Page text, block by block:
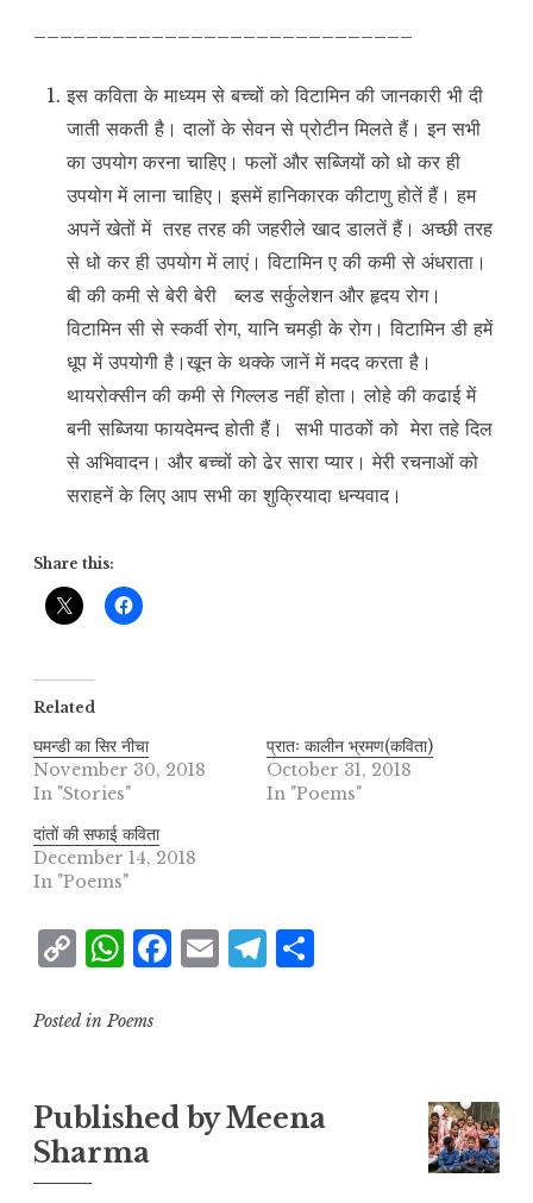
इस कविता के माध्यम से बच्चों को विटामिन की जानकारी भी दी
जाती सकती है। दालों के सेवन से प्रोटीन मिलते हैं। इन सभी
का उपयोग करना चाहिए। फलों और सब्जियों को धो कर ही
उपयोग में लाना चाहिए। इसमें हानिकारक कीटाणु होतें हैं। हम
अपनें खेतों में तरह तरह की जहरीले खाद डालतें हैं। अच्छी तरह
से धो कर ही उपयोग में लाएं। विटामिन ए की कमी से अंधराता।
बी की कमी से बेरी बेरी ब्लड सर्कुलेशन और हृदय रोग।
विटामिन सी से स्कर्वी रोग, यानि चमड़ी के रोग। विटामिन डी हमें
धूप में उपयोगी है।खून के थक्के जानें में मदद करता है।
थायरोक्सीन की कमी से गिल्लड नहीं होता। लोहे की कढाई में
बनी सब्जिया फायदेमन्द होती हैं। सभी पाठकों को मेरा तहे दिल
से अभिवादन। और बच्चों को ढेर सारा प्यार। मेरी रचनाओं को
सराहनें के लिए आप सभी का शुक्रियादा धन्यवाद।
Share this:
Related
घमन्डी का सिर नीचा
November 30, 2018
In "Stories"
प्रातः कालीन भ्रमण(कविता)
October 31, 2018
In "Poems"
दांतों की सफाई कविता
December 14, 2018
In "Poems"
C
p
L
i
n
W
at
A
p
p
F
b
o
E
T
r
a
e
Posted in Poems
Published byMeena
Sharma